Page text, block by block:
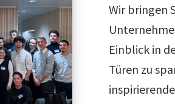
Wir bringen
Einblick in
Türen zu